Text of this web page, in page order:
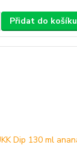
Přidat do košíku